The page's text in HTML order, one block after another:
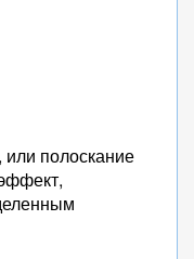
полоскание